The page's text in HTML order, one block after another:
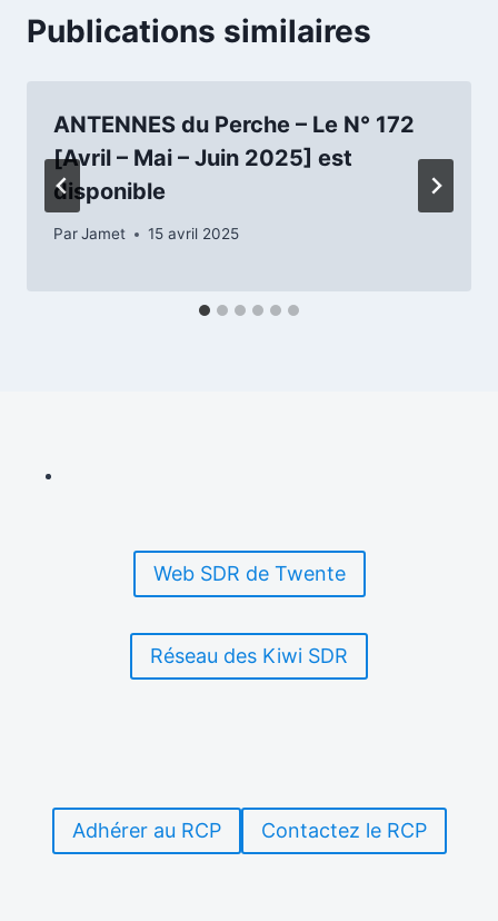
Publications similaires
ANTENNES du Perche – Le N° 172
[Avril – Mai – Juin 2025] est
disponible
ParJamet 15 avril 2025
Web SDR de Twente
Réseau des Kiwi SDR
Adhérer au RCP Contactez le RCP